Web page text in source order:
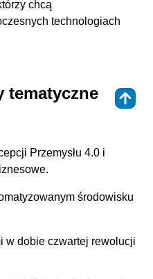
chcą
technologiach
tematyczne
Przemysłu 4.0 i
środowisku
w dobie czwartej rewolucji